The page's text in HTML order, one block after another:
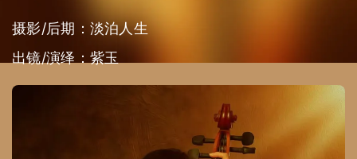
摄影/后期：淡泊人生
出镜/演绎：紫玉